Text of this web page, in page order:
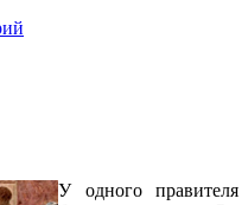
У одного правителя